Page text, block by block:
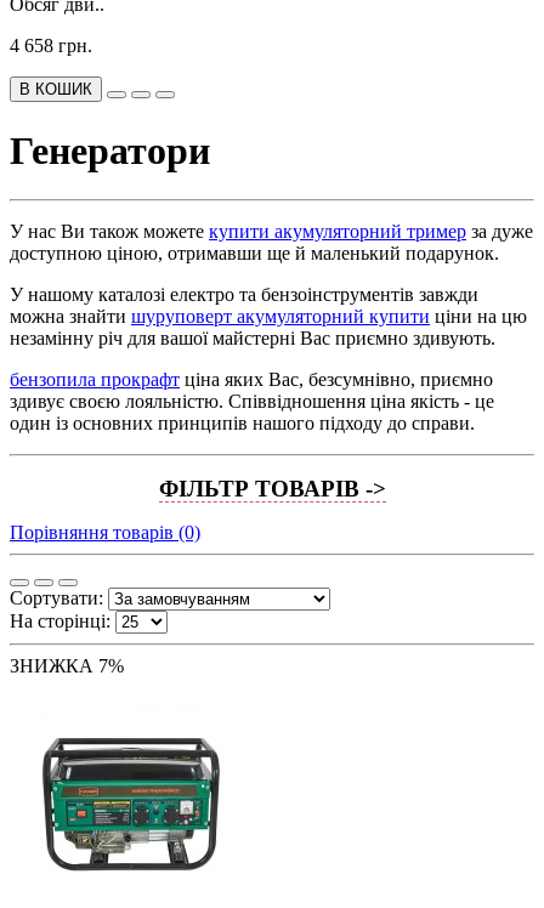
Обсяг дви..
4 658 грн.
В КОШИК
Генератори
У нас Ви також можете купити акумуляторний тример за дуже
доступною ціною, отримавши ще й маленький подарунок.
У нашому каталозі електро та бензоінструментів завжди
можна знайти шуруповерт акумуляторний купити ціни на цю
незамінну річ для вашої майстерні Вас приємно здивують.
бензопила прокрафт ціна яких Вас, безсумнівно, приємно
здивує своєю лояльністю. Співвідношення ціна якість - це
один із основних принципів нашого підходу до справи.
ФІЛЬТР ТОВАРІВ ->
Порівняння товарів (0)
Сортувати:
На сторінці:
ЗНИЖКА 7%